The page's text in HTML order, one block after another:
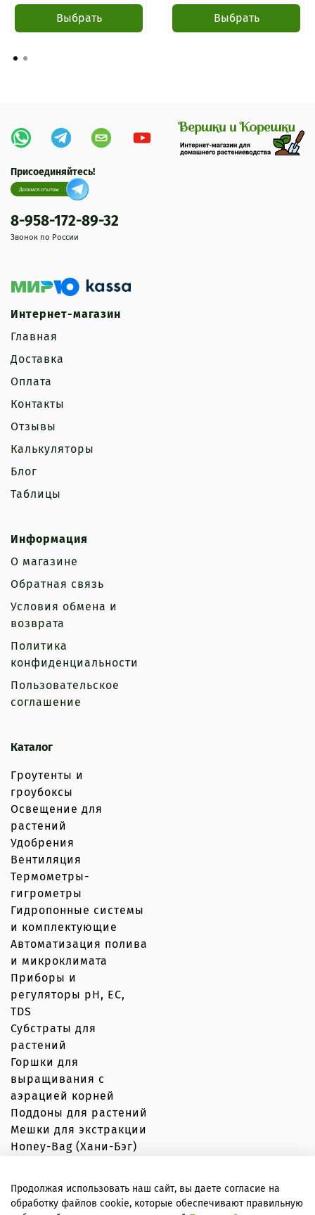
Выбрать Выбрать
Интернет-магазин
Главная
Доставка
Оплата
Контакты
Отзывы
Калькуляторы
Блог
Таблицы
Информация
О магазине
Обратная связь
Условия обмена и
возврата
Политика
конфиденциальности
Пользовательское
соглашение
Каталог
Гроутенты и
гроубоксы
Освещение для
растений
Удобрения
Вентиляция
Термометры-
гигрометры
Гидропонные системы
и комплектующие
Автоматизация полива
и микроклимата
Приборы и
регуляторы рН, EC,
TDS
Субстраты для
растений
Горшки для
выращивания с
аэрацией корней
Поддоны для растений
Мешки для экстракции
Honey-Bag (Хани-Бэг)
Присоединяйтесь!
8-958-172-89-32
Звонок по России
© Вершки и корешки 2020–2026 Любое использование
Продолжая использовать наш сайт, вы даете согласие на
обработку файлов cookie, которые обеспечивают правильную